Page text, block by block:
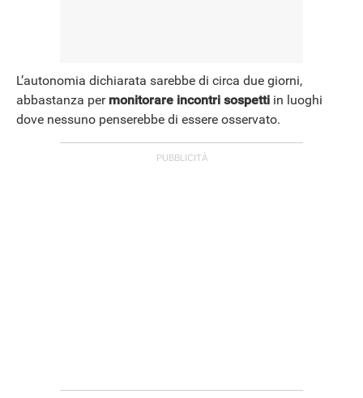
L’autonomia dichiarata sarebbe di circa due giorni,
abbastanza per monitorare incontri sospetti in luoghi
dove nessuno penserebbe di essere osservato.